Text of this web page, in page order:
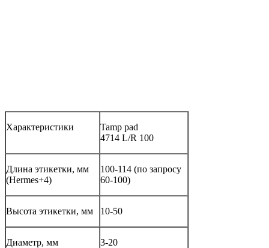
Характеристики
Tamp pad
4714 L/R 100
Длина этикетки, мм
(Hermes+4)
100-114 (по запросу
60-100)
Высота этикетки, мм 10-50
Диаметр, мм 3-20